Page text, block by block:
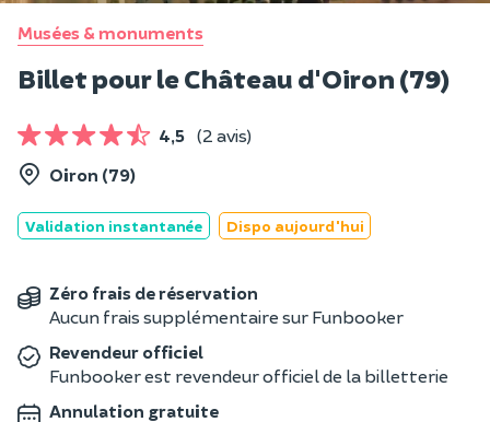
Musées & monuments
Billet pour le Château d'Oiron (79)
4,5 (2 avis)
Oiron (79)
Validation instantanée Dispo aujourd'hui
Zéro frais de réservation
Aucun frais supplémentaire sur Funbooker
Revendeur officiel
Funbooker est revendeur officiel de la billetterie
Annulation gratuite